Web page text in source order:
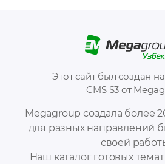
Megagroup создала более
для разных направлений
своей
Наш каталог готовых
Этот сайт был создан
CMS S3 от